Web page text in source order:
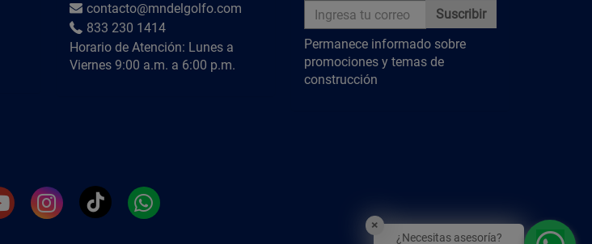
contacto@mndelgolfo.com
833 230 1414
Horario de Atención: Lunes a
Viernes 9:00 a.m. a 6:00 p.m.
Suscribir
Permanece informado sobre
promociones y temas de
construcción
×
¿Necesitas asesoría?